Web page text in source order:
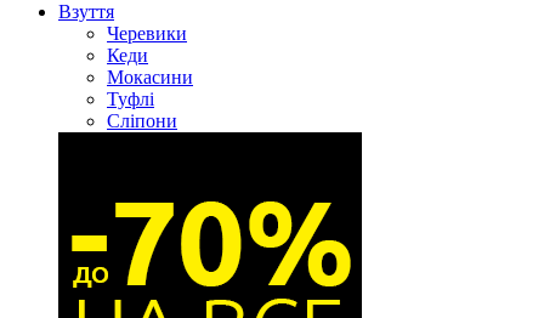
Взуття
Черевики
Кеди
Мокасини
Туфлі
Сліпони